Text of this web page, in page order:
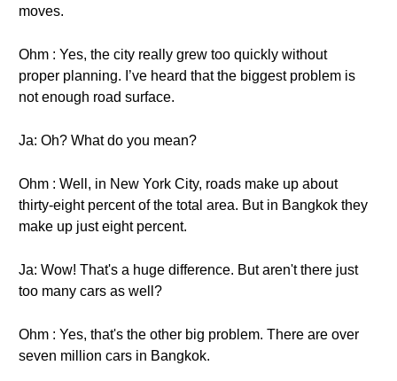
moves.
Ohm : Yes, the city really grew too quickly without
proper planning. I’ve heard that the biggest problem is
not enough road surface.
Ja: Oh? What do you mean?
Ohm : Well, in New York City, roads make up about
thirty-eight percent of the total area. But in Bangkok they
make up just eight percent.
Ja: Wow! That's a huge difference. But aren't there just
too many cars as well?
Ohm : Yes, that's the other big problem. There are over
seven million cars in Bangkok.